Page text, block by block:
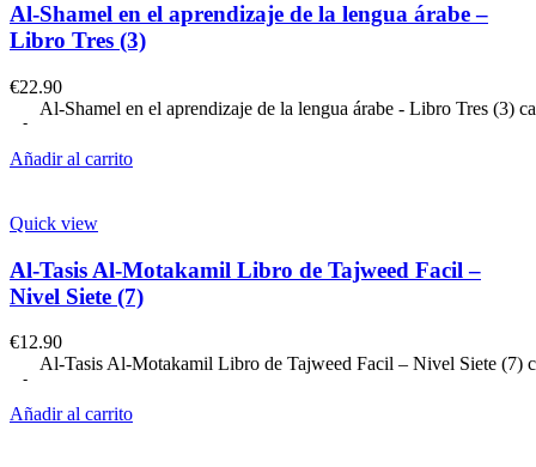
Al-Shamel en el aprendizaje de la lengua árabe –
Libro Tres (3)
€22.90
Al-Shamel en el aprendizaje de la lengua árabe - Libro Tres (3)
Añadir al carrito
Quick view
Al-Tasis Al-Motakamil Libro de Tajweed Facil –
Nivel Siete (7)
€12.90
Al-Tasis Al-Motakamil Libro de Tajweed Facil – Nivel Siete (7)
Añadir al carrito